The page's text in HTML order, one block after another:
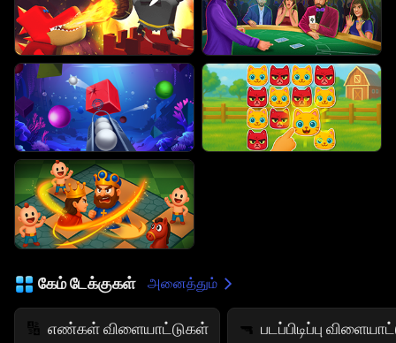
கேம் டேக்குகள் அனைத்தும்
🔢 எண்கள் விளையாட்டுகள் 🔫 படப்பிடிப்பு